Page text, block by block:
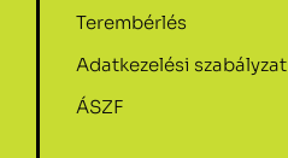
Terembérlés
Adatkezelési szabályzat
ÁSZF